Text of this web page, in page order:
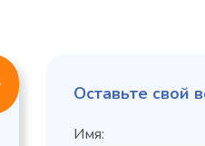
Оставьте свой
Имя: